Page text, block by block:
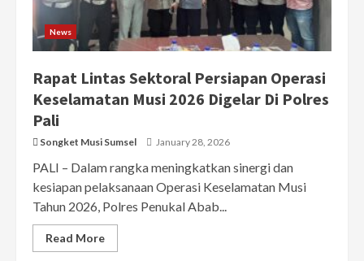
News
Rapat Lintas Sektoral Persiapan Operasi
Keselamatan Musi 2026 Digelar Di Polres
Pali
Songket Musi Sumsel January 28, 2026
PALI – Dalam rangka meningkatkan sinergi dan
kesiapan pelaksanaan Operasi Keselamatan Musi
Tahun 2026, Polres Penukal Abab...
Read More